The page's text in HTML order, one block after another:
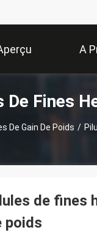
A
De Fines
De Gain De Poids /
de fines
poids